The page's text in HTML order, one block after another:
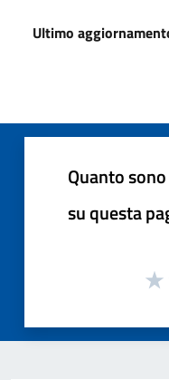
Ultimo
Quanto
su questa